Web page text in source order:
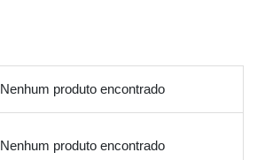
Nenhum produto encontrado
Nenhum produto encontrado